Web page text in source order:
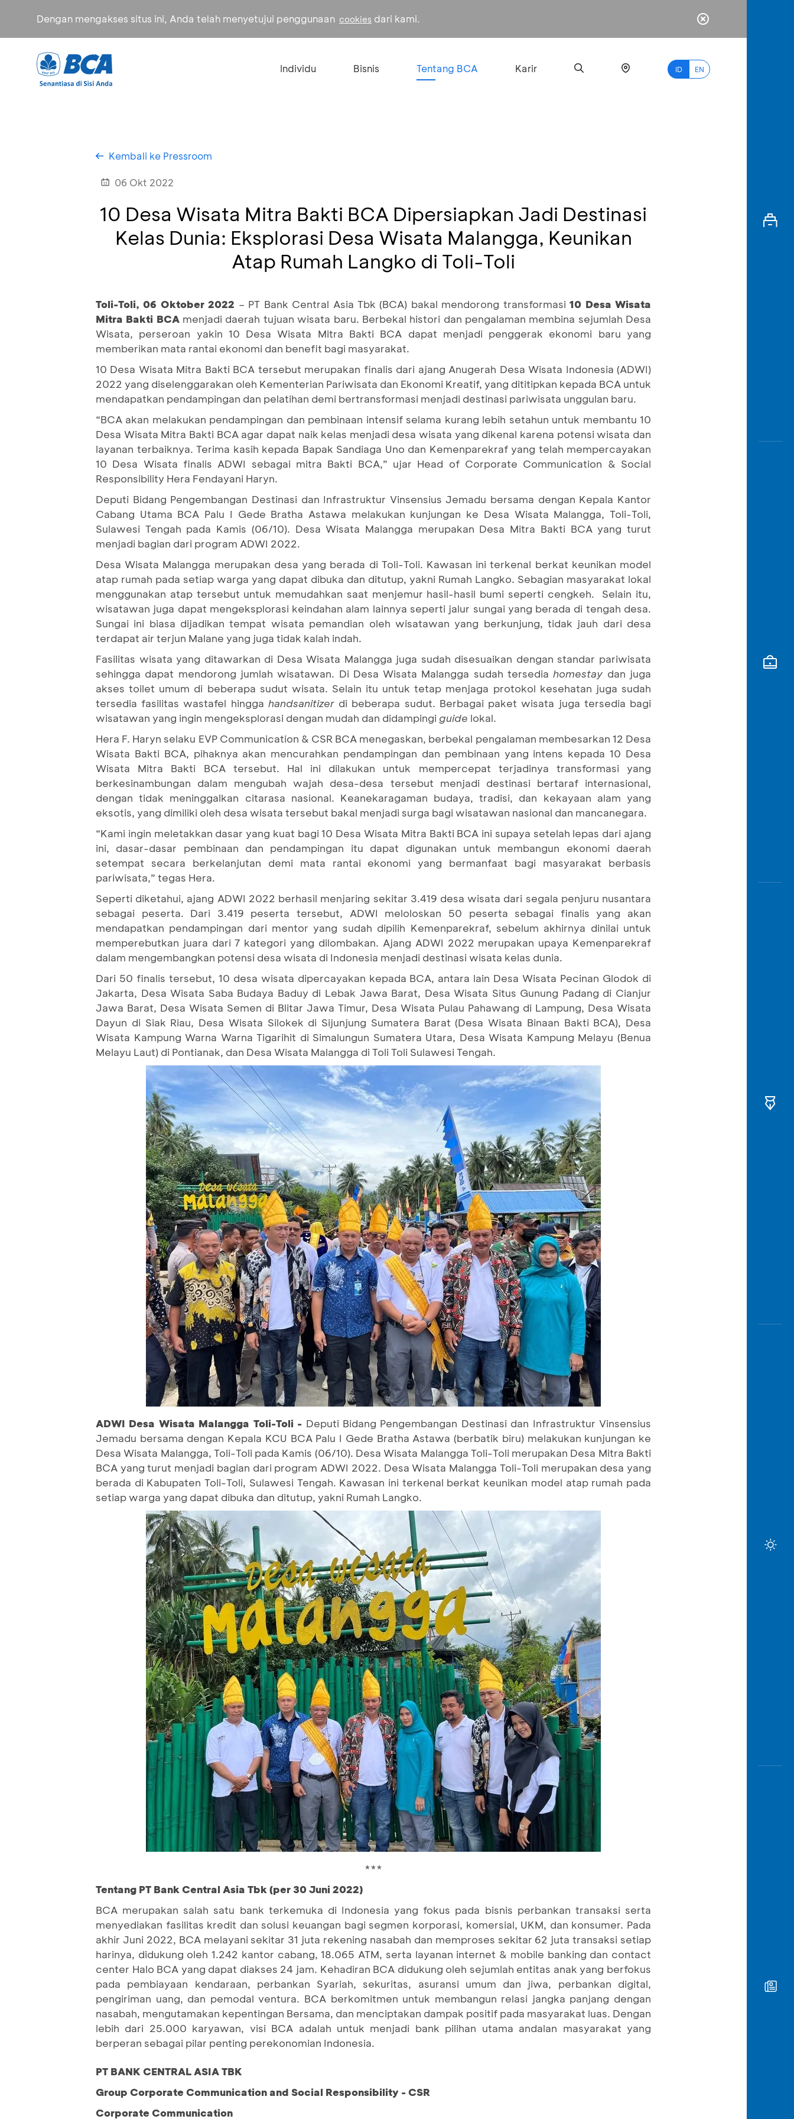
Dengan mengakses situs ini, Anda telah menyetujui penggunaan cookies dari kami.
Individu Bisnis Tentang BCA Karir ID EN
myBCA
Kembali ke Pressroom
06 Okt 2022
10 Desa Wisata Mitra Bakti BCA Dipersiapkan Jadi Destinasi
Kelas Dunia: Eksplorasi Desa Wisata Malangga, Keunikan
Atap Rumah Langko di Toli-Toli
Toli-Toli, 06 Oktober 2022 – PT Bank Central Asia Tbk (BCA) bakal mendorong transformasi10 Desa Wisata
Mitra Bakti BCAmenjadi daerah tujuan wisata baru. Berbekal histori dan pengalaman membina sejumlah Desa
Wisata, perseroan yakin 10 Desa Wisata Mitra Bakti BCA dapat menjadi penggerak ekonomi baru yang
memberikan mata rantai ekonomi dan benefit bagi masyarakat.
10 Desa Wisata Mitra Bakti BCA tersebut merupakan finalis dari ajang Anugerah Desa Wisata Indonesia (ADWI)
2022 yang diselenggarakan oleh Kementerian Pariwisata dan Ekonomi Kreatif, yang dititipkan kepada BCA untuk
mendapatkan pendampingan dan pelatihan demi bertransformasi menjadi destinasi pariwisata unggulan baru.
“BCA akan melakukan pendampingan dan pembinaan intensif selama kurang lebih setahun untuk membantu 10
Desa Wisata Mitra Bakti BCA agar dapat naik kelas menjadi desa wisata yang dikenal karena potensi wisata dan
layanan terbaiknya. Terima kasih kepada Bapak Sandiaga Uno dan Kemenparekraf yang telah mempercayakan
10 Desa Wisata finalis ADWI sebagai mitra Bakti BCA,” ujar Head of Corporate Communication & Social
Responsibility Hera Fendayani Haryn.
Deputi Bidang Pengembangan Destinasi dan Infrastruktur Vinsensius Jemadu bersama dengan Kepala Kantor
Cabang Utama BCA Palu I Gede Bratha Astawa melakukan kunjungan ke Desa Wisata Malangga, Toli-Toli,
Sulawesi Tengah pada Kamis (06/10). Desa Wisata Malangga merupakan Desa Mitra Bakti BCA yang turut
menjadi bagian dari program ADWI 2022.
Desa Wisata Malangga merupakan desa yang berada di Toli-Toli. Kawasan ini terkenal berkat keunikan model
atap rumah pada setiap warga yang dapat dibuka dan ditutup, yakni Rumah Langko. Sebagian masyarakat lokal
menggunakan atap tersebut untuk memudahkan saat menjemur hasil-hasil bumi seperti cengkeh. Selain itu,
wisatawan juga dapat mengeksplorasi keindahan alam lainnya seperti jalur sungai yang berada di tengah desa.
Sungai ini biasa dijadikan tempat wisata pemandian oleh wisatawan yang berkunjung, tidak jauh dari desa
terdapat air terjun Malane yang juga tidak kalah indah.
Fasilitas wisata yang ditawarkan di Desa Wisata Malangga juga sudah disesuaikan dengan standar pariwisata
sehingga dapat mendorong jumlah wisatawan. Di Desa Wisata Malangga sudah tersediahomestay dan juga
akses toilet umum di beberapa sudut wisata. Selain itu untuk tetap menjaga protokol kesehatan juga sudah
tersedia fasilitas wastafel hingga handsanitizer di beberapa sudut. Berbagai paket wisata juga tersedia bagi
wisatawan yang ingin mengeksplorasi dengan mudah dan didampingi guide lokal.
Hera F. Haryn selaku EVP Communication & CSR BCA menegaskan, berbekal pengalaman membesarkan 12 Desa
Wisata Bakti BCA, pihaknya akan mencurahkan pendampingan dan pembinaan yang intens kepada 10 Desa
Wisata Mitra Bakti BCA tersebut. Hal ini dilakukan untuk mempercepat terjadinya transformasi yang
berkesinambungan dalam mengubah wajah desa-desa tersebut menjadi destinasi bertaraf internasional,
dengan tidak meninggalkan citarasa nasional. Keanekaragaman budaya, tradisi, dan kekayaan alam yang
eksotis, yang dimiliki oleh desa wisata tersebut bakal menjadi surga bagi wisatawan nasional dan mancanegara.
“Kami ingin meletakkan dasar yang kuat bagi 10 Desa Wisata Mitra Bakti BCA ini supaya setelah lepas dari ajang
ini, dasar-dasar pembinaan dan pendampingan itu dapat digunakan untuk membangun ekonomi daerah
setempat secara berkelanjutan demi mata rantai ekonomi yang bermanfaat bagi masyarakat berbasis
pariwisata,” tegas Hera.
Seperti diketahui, ajang ADWI 2022 berhasil menjaring sekitar 3.419 desa wisata dari segala penjuru nusantara
sebagai peserta. Dari 3.419 peserta tersebut, ADWI meloloskan 50 peserta sebagai finalis yang akan
mendapatkan pendampingan dari mentor yang sudah dipilih Kemenparekraf, sebelum akhirnya dinilai untuk
memperebutkan juara dari 7 kategori yang dilombakan. Ajang ADWI 2022 merupakan upaya Kemenparekraf
dalam mengembangkan potensi desa wisata di Indonesia menjadi destinasi wisata kelas dunia.
Dari 50 finalis tersebut, 10 desa wisata dipercayakan kepada BCA, antara lain Desa Wisata Pecinan Glodok di
Jakarta, Desa Wisata Saba Budaya Baduy di Lebak Jawa Barat, Desa Wisata Situs Gunung Padang di Cianjur
Jawa Barat, Desa Wisata Semen di Blitar Jawa Timur, Desa Wisata Pulau Pahawang di Lampung, Desa Wisata
Dayun di Siak Riau, Desa Wisata Silokek di Sijunjung Sumatera Barat (Desa Wisata Binaan Bakti BCA), Desa
Wisata Kampung Warna Warna Tigarihit di Simalungun Sumatera Utara, Desa Wisata Kampung Melayu (Benua
Melayu Laut) di Pontianak, dan Desa Wisata Malangga di Toli Toli Sulawesi Tengah.
ADWI Desa Wisata Malangga Toli-Toli - Deputi Bidang Pengembangan Destinasi dan Infrastruktur Vinsensius
Jemadu bersama dengan Kepala KCU BCA Palu I Gede Bratha Astawa (berbatik biru) melakukan kunjungan ke
Desa Wisata Malangga, Toli-Toli pada Kamis (06/10). Desa Wisata Malangga Toli-Toli merupakan Desa Mitra Bakti
BCA yang turut menjadi bagian dari program ADWI 2022. Desa Wisata Malangga Toli-Toli merupakan desa yang
berada di Kabupaten Toli-Toli, Sulawesi Tengah. Kawasan ini terkenal berkat keunikan model atap rumah pada
setiap warga yang dapat dibuka dan ditutup, yakni Rumah Langko.
***
Tentang PT Bank Central Asia Tbk (per 30 Juni 2022)
BCA merupakan salah satu bank terkemuka di Indonesia yang fokus pada bisnis perbankan transaksi serta
menyediakan fasilitas kredit dan solusi keuangan bagi segmen korporasi, komersial, UKM, dan konsumer. Pada
akhir Juni 2022, BCA melayani sekitar 31 juta rekening nasabah dan memproses sekitar 62 juta transaksi setiap
harinya, didukung oleh 1.242 kantor cabang, 18.065 ATM, serta layanan internet & mobile banking dan contact
center Halo BCA yang dapat diakses 24 jam. Kehadiran BCA didukung oleh sejumlah entitas anak yang berfokus
pada pembiayaan kendaraan, perbankan Syariah, sekuritas, asuransi umum dan jiwa, perbankan digital,
pengiriman uang, dan pemodal ventura. BCA berkomitmen untuk membangun relasi jangka panjang dengan
nasabah, mengutamakan kepentingan Bersama, dan menciptakan dampak positif pada masyarakat luas. Dengan
lebih dari 25.000 karyawan, visi BCA adalah untuk menjadi bank pilihan utama andalan masyarakat yang
berperan sebagai pilar penting perekonomian Indonesia.
PT BANK CENTRAL ASIA TBK
Group Corporate Communication and Social Responsibility - CSR
Corporate Communication